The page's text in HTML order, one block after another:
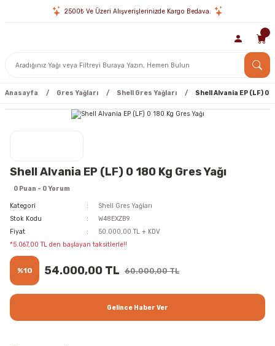
2500₺ Ve Üzeri Alışverişlerinizde Kargo Bedava.
Anasayfa Gres Yağları Shell Gres Yağları Shell Alvania EP (LF) 0
Shell Alvania EP (LF) 0 180 Kg Gres Yağı
0 Puan - 0 Yorum
Kategori
Shell Gres Yağları
Stok Kodu
W48EXZB9
Fiyat
50.000,00 TL + KDV
*5.067,00 TL den başlayan taksitlerle!!
%10 54.000,00 TL 60.000,00 TL
Gelince Haber Ver